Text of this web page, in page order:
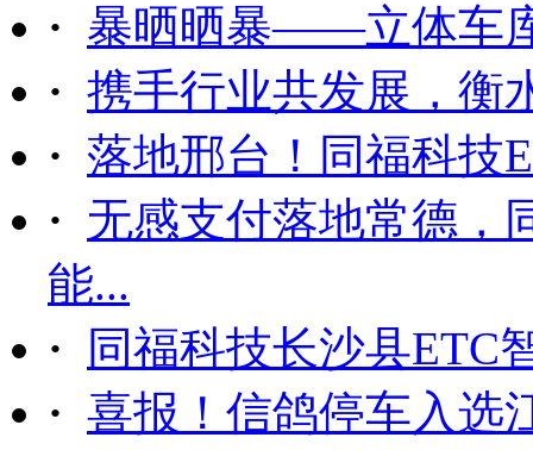
· 暴晒晒暴——立体车
· 携手行业共发展，衡
· 落地邢台！同福科技
· 无感支付落地常德，
能...
·
同福科技长沙县ETC
· 喜报！信鸽停车入选